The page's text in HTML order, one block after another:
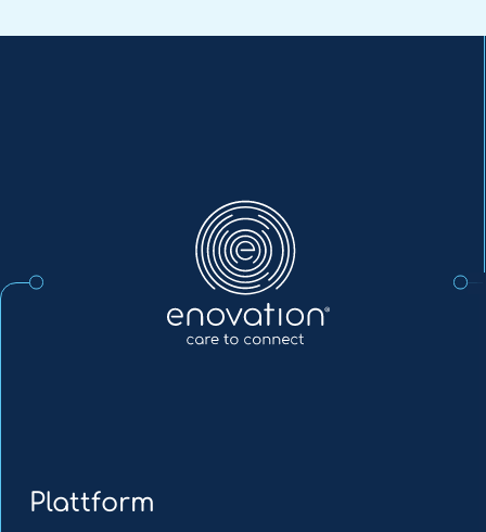
Plattform